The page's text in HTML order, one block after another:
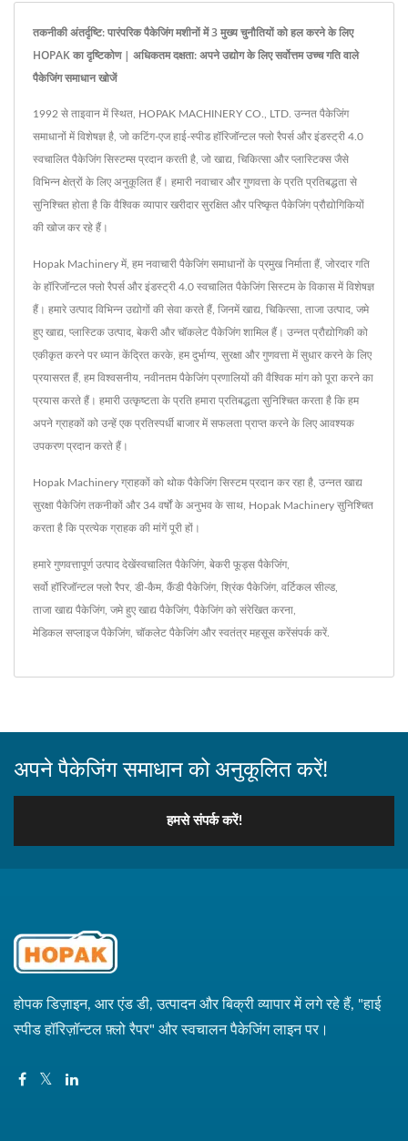
तकनीकी अंतर्दृष्टि: पारंपरिक पैकेजिंग मशीनों में 3 मुख्य चुनौतियों को हल करने के लिए
HOPAK का दृष्टिकोण | अधिकतम दक्षता: अपने उद्योग के लिए सर्वोत्तम उच्च गति वाले
पैकेजिंग समाधान खोजें
1992 से ताइवान में स्थित, HOPAK MACHINERY CO., LTD. उन्नत पैकेजिंग
समाधानों में विशेषज्ञ है, जो कटिंग-एज हाई-स्पीड हॉरिजॉन्टल फ्लो रैपर्स और इंडस्ट्री 4.0
स्वचालित पैकेजिंग सिस्टम्स प्रदान करती है, जो खाद्य, चिकित्सा और प्लास्टिक्स जैसे
विभिन्न क्षेत्रों के लिए अनुकूलित हैं। हमारी नवाचार और गुणवत्ता के प्रति प्रतिबद्धता से
सुनिश्चित होता है कि वैश्विक व्यापार खरीदार सुरक्षित और परिष्कृत पैकेजिंग प्रौद्योगिकियों
की खोज कर रहे हैं।
Hopak Machinery में, हम नवाचारी पैकेजिंग समाधानों के प्रमुख निर्माता हैं, जोरदार गति
के हॉरिजॉन्टल फ्लो रैपर्स और इंडस्ट्री 4.0 स्वचालित पैकेजिंग सिस्टम के विकास में विशेषज्ञ
हैं। हमारे उत्पाद विभिन्न उद्योगों की सेवा करते हैं, जिनमें खाद्य, चिकित्सा, ताजा उत्पाद, जमे
हुए खाद्य, प्लास्टिक उत्पाद, बेकरी और चॉकलेट पैकेजिंग शामिल हैं। उन्नत प्रौद्योगिकी को
एकीकृत करने पर ध्यान केंद्रित करके, हम दुर्भाग्य, सुरक्षा और गुणवत्ता में सुधार करने के लिए
प्रयासरत हैं, हम विश्वसनीय, नवीनतम पैकेजिंग प्रणालियों की वैश्विक मांग को पूरा करने का
प्रयास करते हैं। हमारी उत्कृष्टता के प्रति हमारा प्रतिबद्धता सुनिश्चित करता है कि हम
अपने ग्राहकों को उन्हें एक प्रतिस्पर्धी बाजार में सफलता प्राप्त करने के लिए आवश्यक
उपकरण प्रदान करते हैं।
Hopak Machinery ग्राहकों को थोक पैकेजिंग सिस्टम प्रदान कर रहा है, उन्नत खाद्य
सुरक्षा पैकेजिंग तकनीकों और 34 वर्षों के अनुभव के साथ, Hopak Machinery सुनिश्चित
करता है कि प्रत्येक ग्राहक की मांगें पूरी हों।
हमारे गुणवत्तापूर्ण उत्पाद देखेंस्वचालित पैकेजिंग, बेकरी फूड्स पैकेजिंग,
सर्वो हॉरिजॉन्टल फ्लो रैपर, डी-कैम, कैंडी पैकेजिंग, श्रिंक पैकेजिंग, वर्टिकल सील्ड,
ताजा खाद्य पैकेजिंग, जमे हुए खाद्य पैकेजिंग, पैकेजिंग को संरेखित करना
मेडिकल सप्लाइज पैकेजिंग, चॉकलेट पैकेजिंगऔर स्वतंत्र महसूस करेंसंपर्क करें.
अपने पैकेजिंग समाधान को अनुकूलित करें!
हमसे संपर्क करें!
होपक डिज़ाइन, आर एंड डी, उत्पादन और बिक्री व्यापार में लगे रहे हैं, "हाई
स्पीड हॉरिज़ॉन्टल फ़्लो रैपर" और स्वचालन पैकेजिंग लाइन पर।